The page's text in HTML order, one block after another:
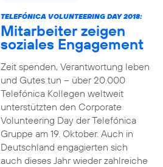
TELEFÓNICA VOLUNTEERING DAY 2018:
Mitarbeiter zeigen
soziales Engagement
Zeit spenden, Verantwortung leben
und Gutes tun – über 20.000
Telefónica Kollegen weltweit
unterstützten den Corporate
Volunteering Day der Telefónica
Gruppe am 19. Oktober. Auch in
Deutschland engagierten sich
auch dieses Jahr wieder zahlreiche